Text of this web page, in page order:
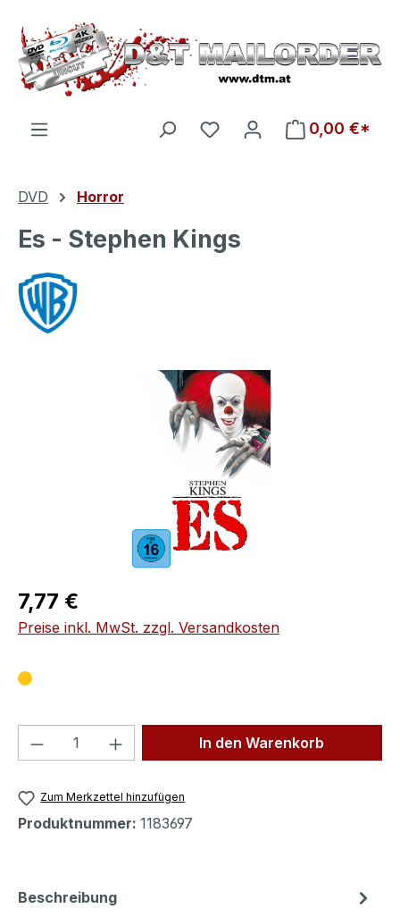
Zum Hauptinhalt springen
Du hast 0 Produkte auf
0,00 €*
DVD Horror
Es - Stephen Kings
Bildergalerie überspringen
Regulärer Preis:
7,77 €
Preise inkl. MwSt. zzgl. Versandkosten
Produkt Anzahl: Gib denIn den Warenkorb
Zum Merkzettel hinzufügen
Produktnummer: 1183697
Beschreibung